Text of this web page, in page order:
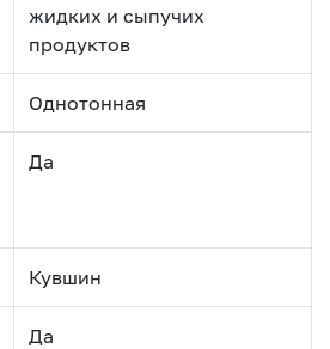
жидких и сыпучих
продуктов
Однотонная
Да
Кувшин
Да